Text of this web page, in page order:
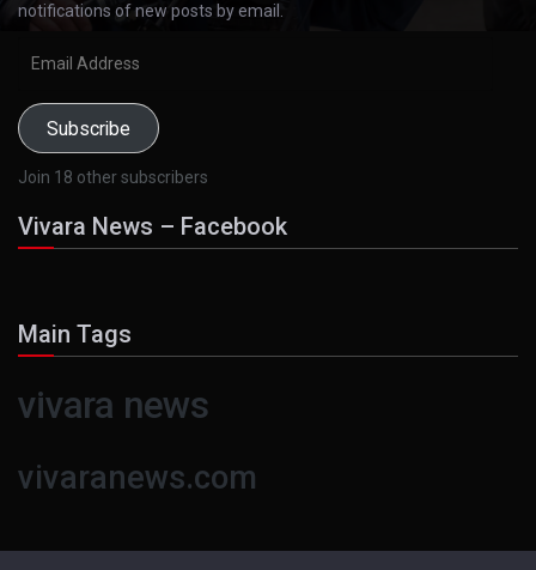
notifications of new posts by email.
Subscribe
Join 18 other subscribers
Vivara News – Facebook
Main Tags
vivara news
vivaranews.com